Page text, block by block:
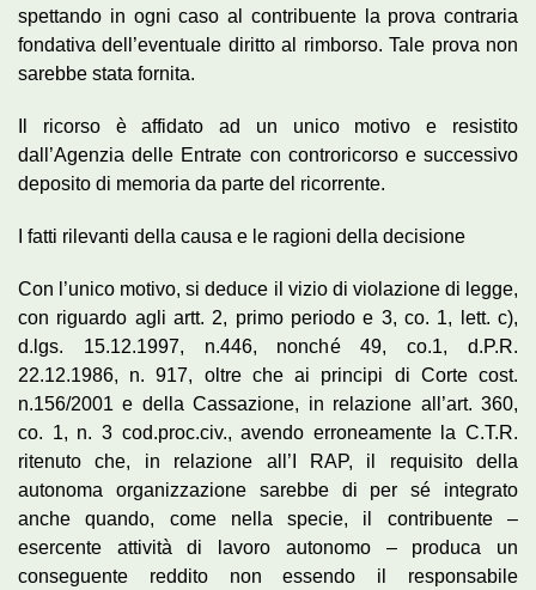
spettando in ogni caso al contribuente la prova contraria
fondativa dell’eventuale diritto al rimborso. Tale prova non
sarebbe stata fornita.
Il ricorso è affidato ad un unico motivo e resistito
dall’Agenzia delle Entrate con controricorso e successivo
deposito di memoria da parte del ricorrente.
I fatti rilevanti della causa e le ragioni della decisione
Con l’unico motivo, si deduce il vizio di violazione di legge,
con riguardo agli artt. 2, primo periodo e 3, co. 1, lett. c),
d.lgs. 15.12.1997, n.446, nonché 49, co.1, d.P.R.
22.12.1986, n. 917, oltre che ai principi di Corte cost.
n.156/2001 e della Cassazione, in relazione all’art. 360,
co. 1, n. 3 cod.proc.civ., avendo erroneamente la C.T.R.
ritenuto che, in relazione all’I RAP, il requisito della
autonoma organizzazione sarebbe di per sé integrato
anche quando, come nella specie, il contribuente –
esercente attività di lavoro autonomo – produca un
conseguente reddito non essendo il responsabile